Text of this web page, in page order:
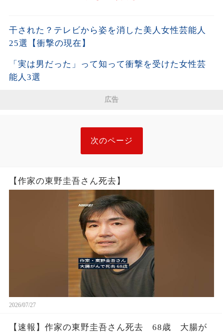
干された？テレビから姿を消した美人女性芸能人
25選【衝撃の現在】
「実は男だった」って知って衝撃を受けた女性芸
能人3選
広告
次のページ
【作家の東野圭吾さん死去】
2026/07/27
【速報】作家の東野圭吾さん死去 68歳 大腸が